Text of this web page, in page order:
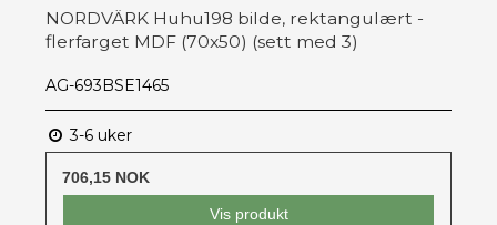
NORDVÄRK Huhu198 bilde, rektangulært -
flerfarget MDF (70x50) (sett med 3)
AG-693BSE1465
3-6 uker
706,15 NOK
Vis produkt